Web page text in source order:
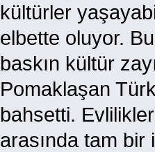
kültürler
elbette oluyor.
baskın kültür
Pomaklaşan
bahsetti.
arasında tam